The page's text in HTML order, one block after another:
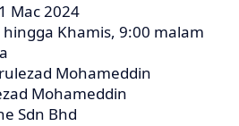
Mac 2024
Khamis, 9:00 malam
Mohameddin
Mohameddin
Sdn Bhd